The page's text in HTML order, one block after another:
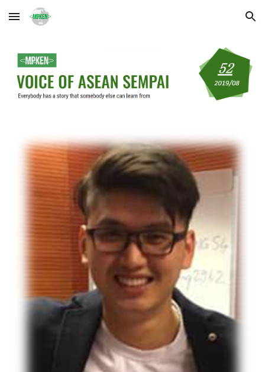
Skip to main content Skip to navigation